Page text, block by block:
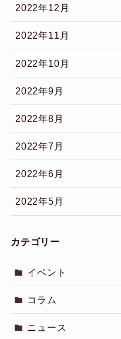
2022年12月
2022年11月
2022年10月
2022年9月
2022年8月
2022年7月
2022年6月
2022年5月
カテゴリー
イベント
コラム
ニュース